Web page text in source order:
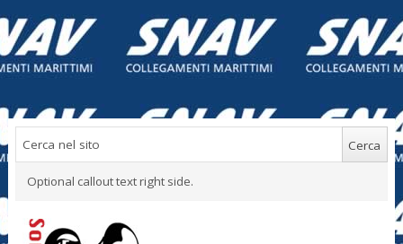
Optional callout text right side.